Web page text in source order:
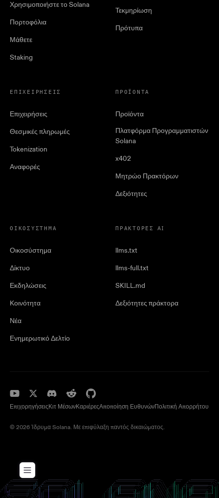
Χρησιμοποιήστε το Solana
Πορτοφόλια
Μάθετε
Staking
Τεκμηρίωση
Πρότυπα
ΕΠΙΧΕΙΡΉΣΕΙΣ
Επιχειρήσεις
Θεσμικές πληρωμές
Tokenization
Αναφορές
ΠΡΟΪΌΝΤΑ
Προϊόντα
Πλατφόρμα Προγραμματιστών
Solana
x402
Μητρώο Πρακτόρων
Δεξιότητες
ΟΙΚΟΣΎΣΤΗΜΑ
Οικοσύστημα
Δίκτυο
Εκδηλώσεις
Κοινότητα
Νέα
Ενημερωτικό Δελτίο
ΠΡΆΚΤΟΡΕΣ AI
llms.txt
llms-full.txt
SKILL.md
Δεξιότητες πράκτορα
ΕπιχορηγήσειςΚιτ ΜέσωνΚαριέρεςΑποποίηση ΕυθυνώνΠολιτική Απορρήτου
© 2026 Ίδρυμα Solana. Με επιφύλαξη παντός δικαιώματος.